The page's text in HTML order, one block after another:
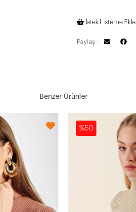
İstek Listeme Ekle
Paylaş :
Benzer Ürünler
%50